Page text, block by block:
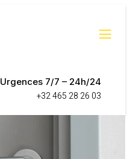
Urgences 7/7 – 24h/24
+32 465 28 26 03